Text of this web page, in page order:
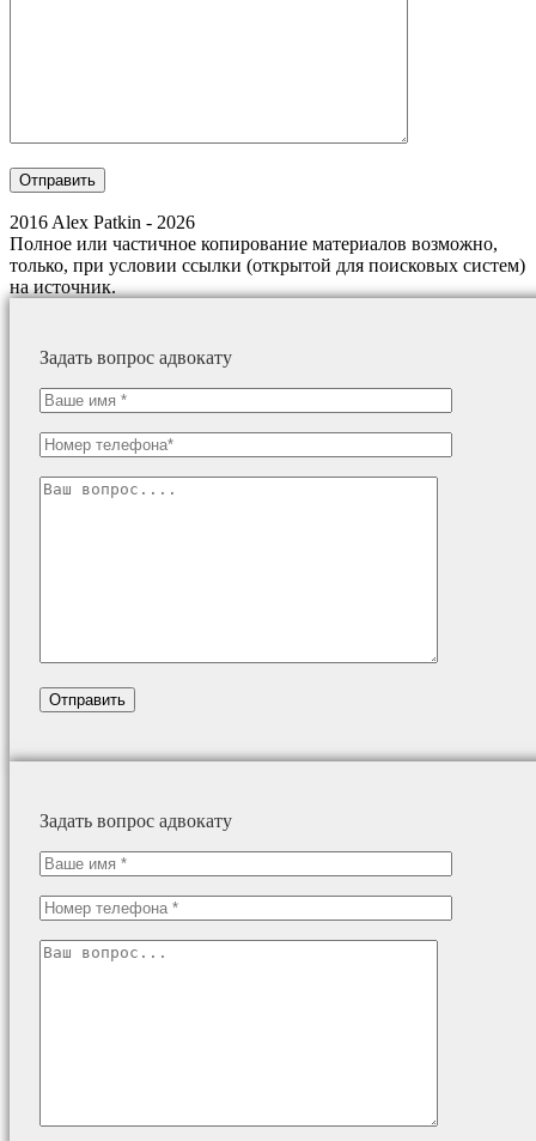
2016 Alex Patkin - 2026
Полное или частичное копирование материалов возможно,
только, при условии ссылки (открытой для поисковых систем)
на источник.
Задать вопрос адвокату
Задать вопрос адвокату